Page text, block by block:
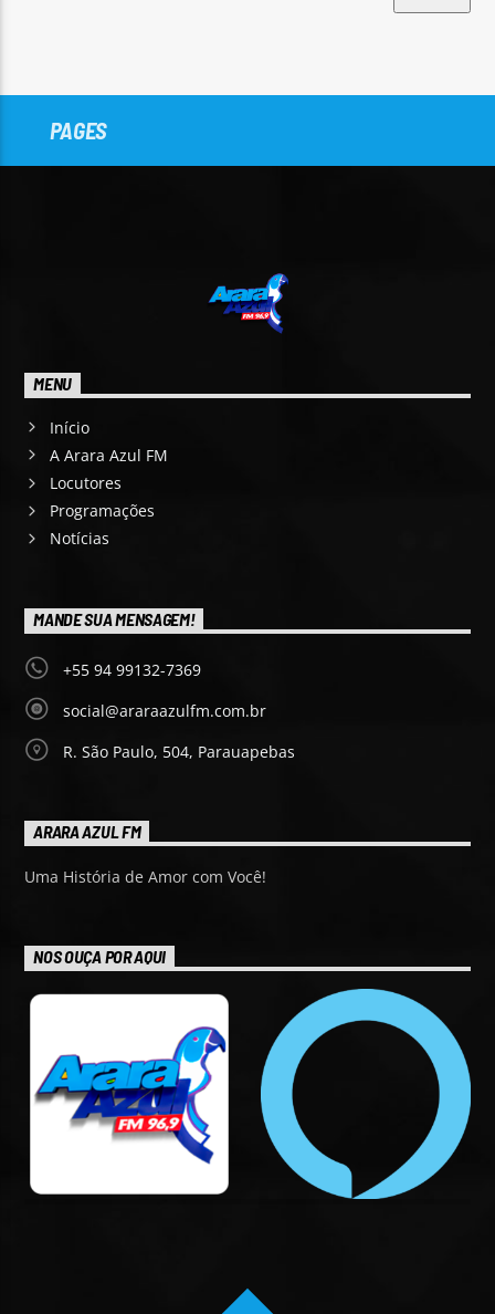
PAGES
MENU
Início
A Arara Azul FM
Locutores
Programações
Notícias
MANDE SUA MENSAGEM!
+55 94 99132-7369
social@araraazulfm.com.br
R. São Paulo, 504, Parauapebas
ARARA AZUL FM
Uma História de Amor com Você!
NOS OUÇA POR AQUI